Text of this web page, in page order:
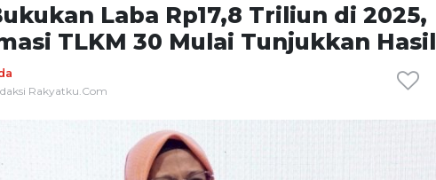
Laba Rp17,8 Triliun di 2025,
TLKM 30 Mulai Tunjukkan Hasil
Rakyatku.Com